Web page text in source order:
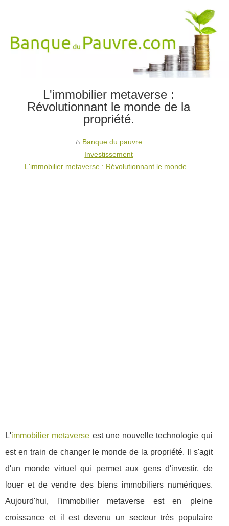
L'immobilier metaverse :
Révolutionnant le monde de la
propriété.
Banque du pauvre
Investissement
L'immobilier metaverse : Révolutionnant le monde...
L'immobilier metaverse est une nouvelle technologie qui
est en train de changer le monde de la propriété. Il s'agit
d'un monde virtuel qui permet aux gens d'investir, de
louer et de vendre des biens immobiliers numériques.
Aujourd'hui, l'immobilier metaverse est en pleine
croissance et il est devenu un secteur très populaire